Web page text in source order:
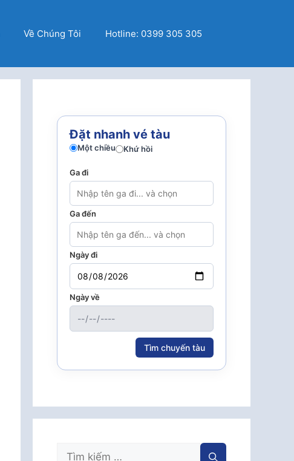
Về Chúng Tôi Hotline: 0399 305 305
Đặt nhanh vé tàu
Một chiều Khứ hồi
Ga đi
Ga đến
Ngày đi
Ngày về
Tìm chuyến tàu
Tìm